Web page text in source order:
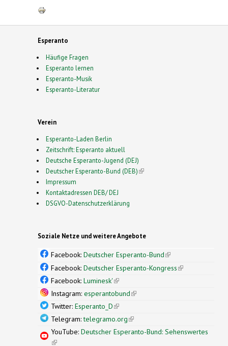
Esperanto
Häufige Fragen
Esperanto lernen
Esperanto-Musik
Esperanto-Literatur
Verein
Esperanto-Laden Berlin
Zeitschrift: Esperanto aktuell
Deutsche Esperanto-Jugend (DEJ)
Deutscher Esperanto-Bund (DEB)(link is external)
Impressum
Kontaktadressen DEB/ DEJ
DSGVO-Datenschutzerklärung
Soziale Netze und weitere Angebote
Facebook: Deutscher Esperanto-Bund(link is
external)
Facebook: Deutscher Esperanto-Kongress(link is
Facebook: Luminesk'(link is external)
Instagram: esperantobund(link is external)
Twitter: Esperanto_D(link is external)
Telegram:telegramo.org(link is external)
YouTube: Deutscher Esperanto-Bund: Sehenswertes
(link is external)